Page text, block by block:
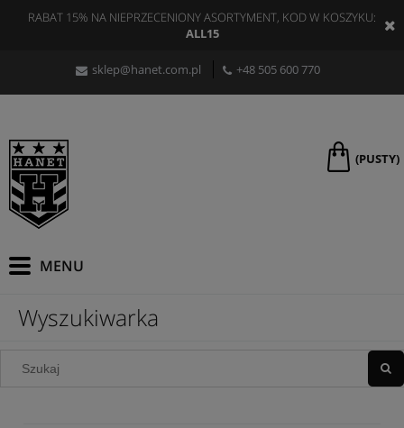
RABAT 15% NA NIEPRZECENIONY ASORTYMENT, KOD W KOSZYKU:
ALL15
sklep@hanet.com.pl +48 505 600 770
(PUSTY)
Wyszukiwarka